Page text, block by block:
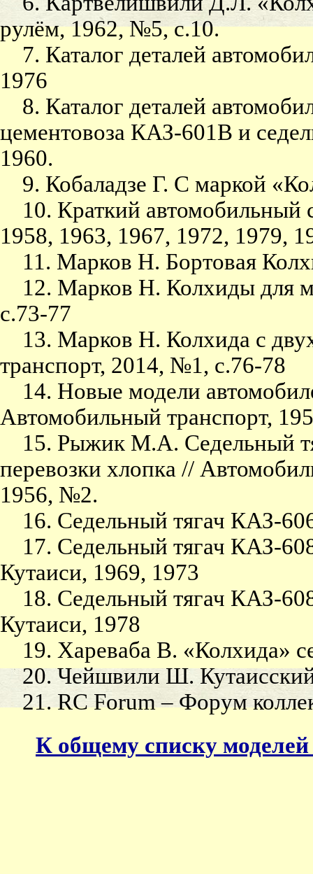
рулём, 1962, №5, с.10.
7. Каталог деталей
1976
8. Каталог деталей
цементовоза КАЗ-601В и
1960.
9. Кобаладзе Г. С маркой
10. Краткий
1958, 1963, 1967, 1972, 1979,
11. Марков Н. Бортовая
12. Марков Н. Колхиды для
с.73-77
13. Марков Н. Колхида с
транспорт, 2014, №1, с.76-78
14. Новые модели
Автомобильный транспорт,
15. Рыжик М.А. Седельный
перевозки хлопка //
1956, №2.
16. Седельный тягач КАЗ-
17. Седельный тягач КАЗ-
Кутаиси, 1969, 1973
18. Седельный тягач КАЗ-
Кутаиси, 1978
19. Хареваба В. «Колхида»
20. Чейшвили Ш. Кутаисский
21. RC Forum – Форум
К общему списку